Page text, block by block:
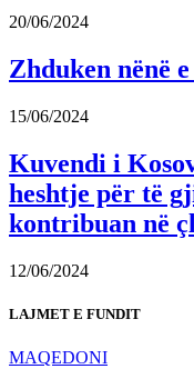
20/06/2024
Zhduken nënë
15/06/2024
Kuvendi i
heshtje për të
kontribuan në
12/06/2024
LAJMET E FUNDIT
MAQEDONI